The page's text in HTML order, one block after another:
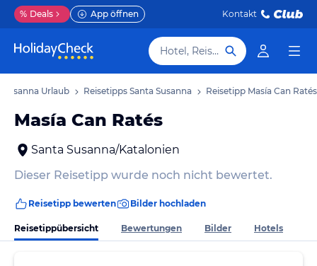
% Deals App öffnen Kontakt
Hotel, Reiseziel
Susanna Urlaub Reisetipps Santa Susanna Reisetipp Masía Can Ratés
Masía Can Ratés
Santa Susanna/Katalonien
Dieser Reisetipp wurde noch nicht bewertet.
Reisetipp bewerten Bilder hochladen
Reisetippübersicht Bewertungen Bilder Hotels